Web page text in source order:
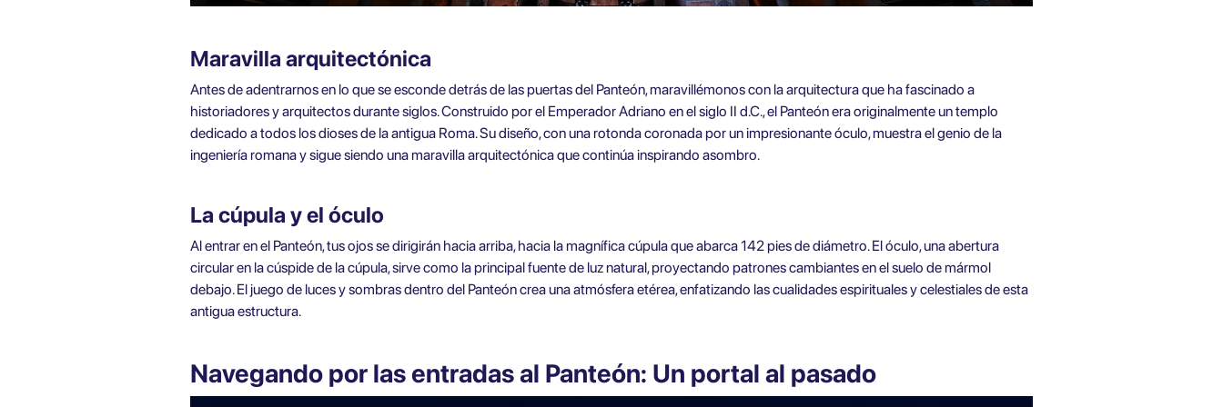
Maravilla arquitectónica
Antes de adentrarnos en lo que se esconde detrás de las puertas del Panteón, maravillémonos con la arquitectura que ha fascinado a
historiadores y arquitectos durante siglos. Construido por el Emperador Adriano en el siglo II d.C., el Panteón era originalmente un templo
dedicado a todos los dioses de la antigua Roma. Su diseño, con una rotonda coronada por un impresionante óculo, muestra el genio de la
ingeniería romana y sigue siendo una maravilla arquitectónica que continúa inspirando asombro.
La cúpula y el óculo
Al entrar en el Panteón, tus ojos se dirigirán hacia arriba, hacia la magnífica cúpula que abarca 142 pies de diámetro. El óculo, una abertura
circular en la cúspide de la cúpula, sirve como la principal fuente de luz natural, proyectando patrones cambiantes en el suelo de mármol
debajo. El juego de luces y sombras dentro del Panteón crea una atmósfera etérea, enfatizando las cualidades espirituales y celestiales de esta
antigua estructura.
Navegando por las entradas al Panteón: Un portal al pasado